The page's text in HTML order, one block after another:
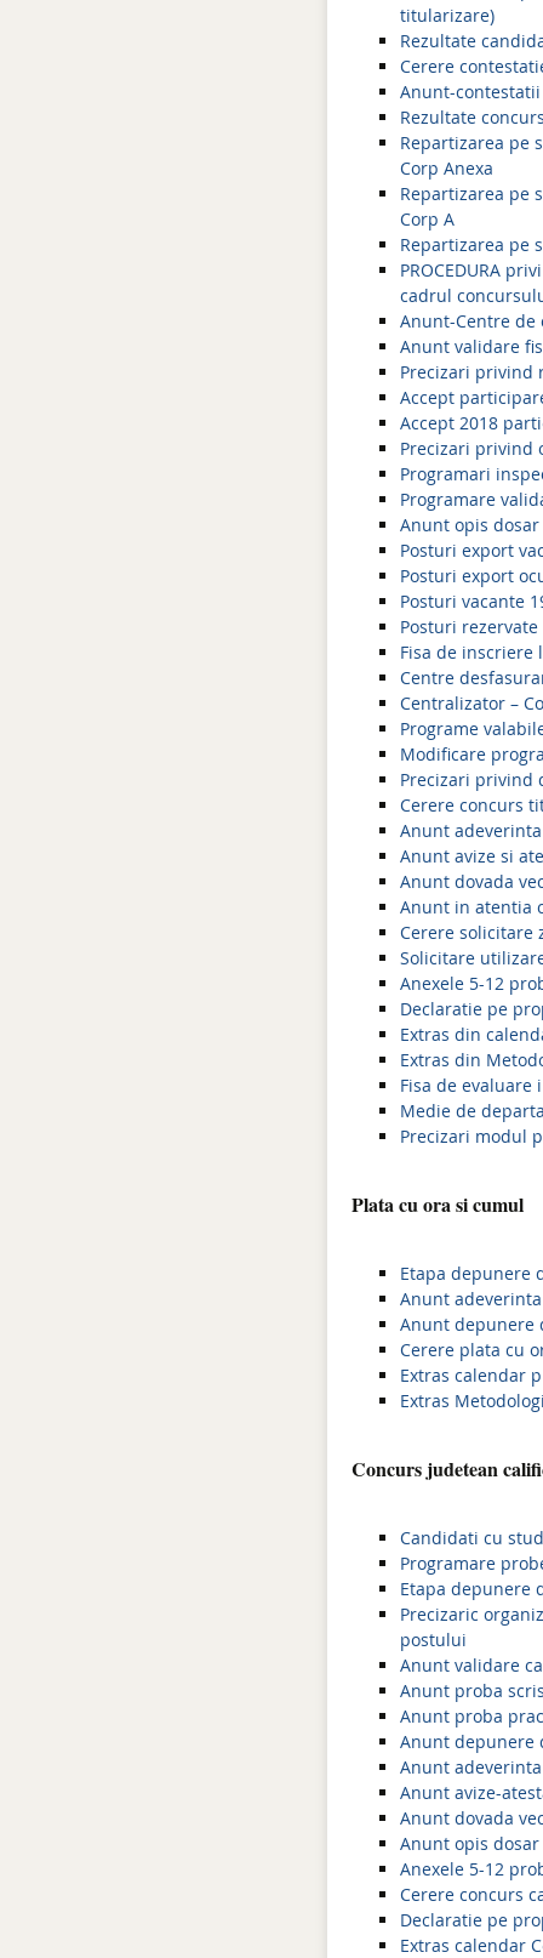
titularizare)
Rezultate
Cerere
Anunt-
Rezultate
Repartizarea pe
Corp Anexa
Repartizarea pe
Corp A
Repartizarea pe
PROCEDURA
cadrul
Anunt-Centre de
Anunt validare
Precizari privind
Accept
Accept 2018
Precizari privind
Programari
Programare
Anunt opis
Posturi export
Posturi export
Posturi vacante
Posturi rezervate
Fisa de
Centre
Centralizator –
Programe
Modificare
Precizari privind
Cerere concurs
Anunt
Anunt avize si
Anunt dovada
Anunt in atentia
Cerere solicitare
Solicitare
Anexele 5-12
Declaratie pe
Extras din
Extras din
Fisa de evaluare
Medie de
Precizari modul
Plata cu ora si cumul
Etapa depunere
Anunt
Anunt depunere
Cerere plata cu
Extras calendar
Extras
Concurs judetean
Candidati cu
Programare
Etapa depunere
Precizaric
postului
Anunt validare
Anunt proba
Anunt proba
Anunt depunere
Anunt
Anunt avize-
Anunt dovada
Anunt opis
Anexele 5-12
Cerere concurs
Declaratie pe
Extras calendar